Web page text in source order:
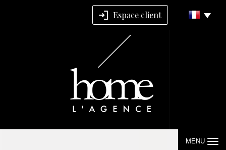
Espace client
MENU